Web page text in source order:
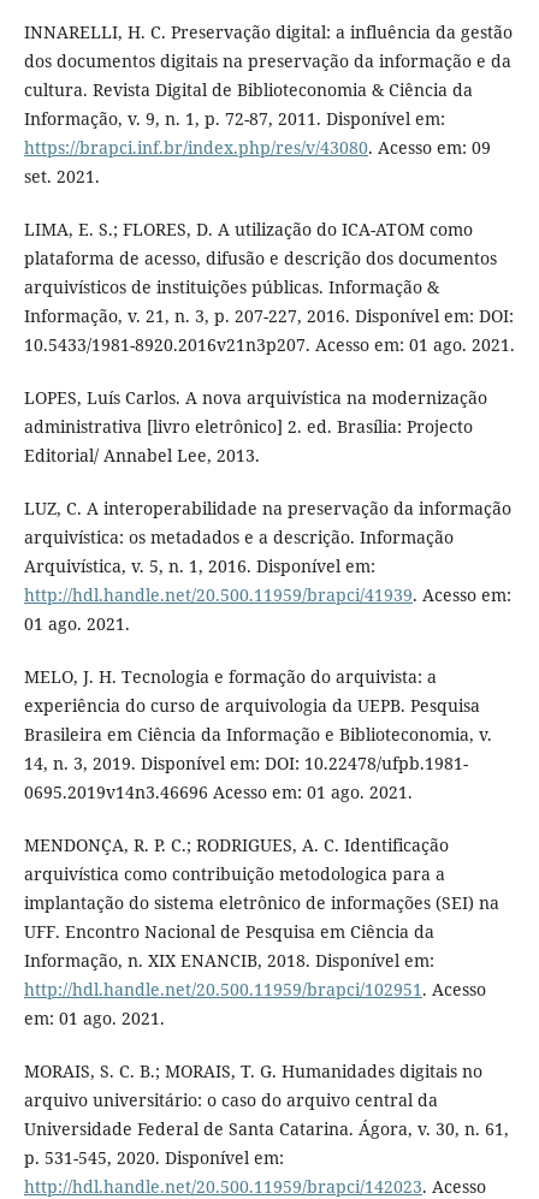
INNARELLI, H. C. Preservação digital: a influência da gestão
dos documentos digitais na preservação da informação e da
cultura. Revista Digital de Biblioteconomia & Ciência da
Informação, v. 9, n. 1, p. 72-87, 2011. Disponível em:
https://brapci.inf.br/index.php/res/v/43080. Acesso em: 09
set. 2021.
LIMA, E. S.; FLORES, D. A utilização do ICA-ATOM como
plataforma de acesso, difusão e descrição dos documentos
arquivísticos de instituições públicas. Informação &
Informação, v. 21, n. 3, p. 207-227, 2016. Disponível em: DOI:
10.5433/1981-8920.2016v21n3p207. Acesso em: 01 ago. 2021.
LOPES, Luís Carlos. A nova arquivística na modernização
administrativa [livro eletrônico] 2. ed. Brasília: Projecto
Editorial/ Annabel Lee, 2013.
LUZ, C. A interoperabilidade na preservação da informação
arquivística: os metadados e a descrição. Informação
Arquivística, v. 5, n. 1, 2016. Disponível em:
http://hdl.handle.net/20.500.11959/brapci/41939. Acesso em:
01 ago. 2021.
MELO, J. H. Tecnologia e formação do arquivista: a
experiência do curso de arquivologia da UEPB. Pesquisa
Brasileira em Ciência da Informação e Biblioteconomia, v.
14, n. 3, 2019. Disponível em: DOI: 10.22478/ufpb.1981-
0695.2019v14n3.46696 Acesso em: 01 ago. 2021.
MENDONÇA, R. P. C.; RODRIGUES, A. C. Identificação
arquivística como contribuição metodologica para a
implantação do sistema eletrônico de informações (SEI) na
UFF. Encontro Nacional de Pesquisa em Ciência da
Informação, n. XIX ENANCIB, 2018. Disponível em:
http://hdl.handle.net/20.500.11959/brapci/102951 . Acesso
em: 01 ago. 2021.
MORAIS, S. C. B.; MORAIS, T. G. Humanidades digitais no
arquivo universitário: o caso do arquivo central da
Universidade Federal de Santa Catarina. Ágora, v. 30, n. 61,
p. 531-545, 2020. Disponível em:
http://hdl.handle.net/20.500.11959/brapci/142023. Acesso